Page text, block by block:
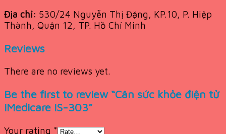
Địa chỉ: 530/24 Nguyễn Thị Đặng, KP.10, P. Hiệp
Thành, Quận 12, TP. Hồ Chí Minh
Reviews
There are no reviews yet.
Be the first to review “Cân sức khỏe điện tử
iMedicare IS-303”
Your rating *